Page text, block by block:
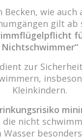
Mineralien und
stärken Ihre
die
und
bei
15 Minuten im
ein. Denn
Becken, wie auch
gilt
Nichtschwimmer“
zur
Kleinkindern.
die nicht
Wasser